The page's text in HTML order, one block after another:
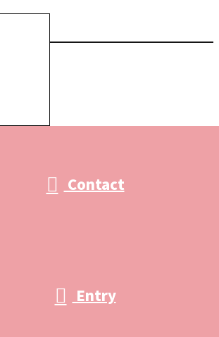
Contact
Entry